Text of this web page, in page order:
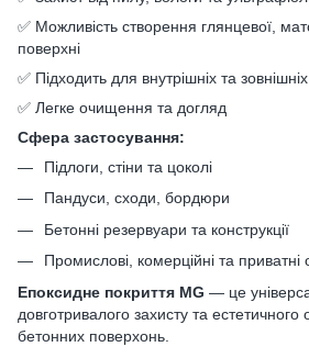
✅ Можливість створення глянцевої,
поверхні
✅ Підходить для внутрішніх та
✅ Легке очищення та догляд
Сфера застосування:
Підлоги, стіни та цоколі
Пандуси, сходи, бордюри
Бетонні резервуари та конструкції
Промислові, комерційні та приватні
Епоксидне покриття MG — це
довготривалого захисту та
бетонних поверхонь.